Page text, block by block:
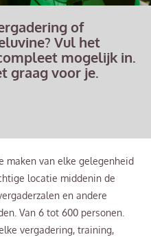
of
Vul het
mogelijk in.
graag voor je.
maken van elke gelegenheid
locatie middenin de
en andere
Van 6 tot 600 personen.
vergadering, training,